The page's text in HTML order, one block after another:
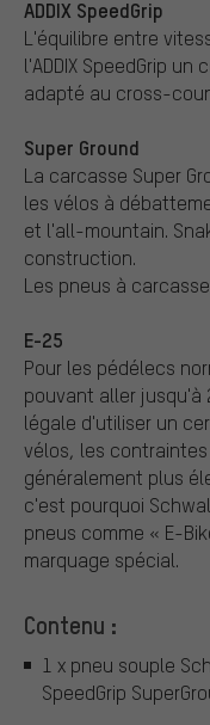
ADDIX SpeedGrip
L'équilibre entre
l'ADDIX SpeedGrip
adapté au cross-
Super Ground
La carcasse Super
les vélos à
et l'all-mountain.
construction.
Les pneus à
E-25
Pour les pédélecs
pouvant aller jusqu'à
légale d'utiliser un
vélos, les
généralement plus
c'est pourquoi
pneus comme « E-
marquage spécial.
Contenu :
1 x pneu souple
SpeedGrip